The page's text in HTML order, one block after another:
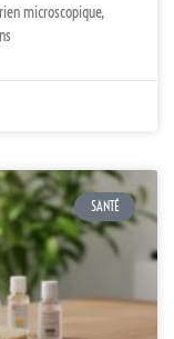
microscopique,
SANTÉ